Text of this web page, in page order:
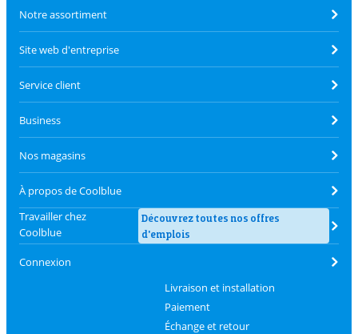
Notre assortiment
Site web d'entreprise
Service client
Business
Nos magasins
À propos de Coolblue
Travailler chez
Coolblue
Découvrez toutes nos offres
d'emplois
Connexion
Livraison et installation
Paiement
Échange et retour